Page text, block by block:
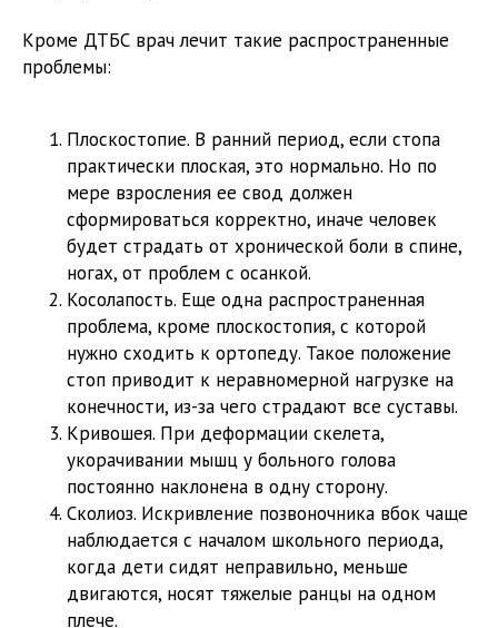
Кроме ДТБС врач лечит такие распространенные
проблемы:
Плоскостопие. В ранний период, если стопа
практически плоская, это нормально. Но по
мере взросления ее свод должен
сформироваться корректно, иначе человек
будет страдать от хронической боли в спине,
ногах, от проблем с осанкой.
Косолапость. Еще одна распространенная
проблема, кроме плоскостопия, с которой
нужно сходить к ортопеду. Такое положение
стоп приводит к неравномерной нагрузке на
конечности, из-за чего страдают все суставы.
Кривошея. При деформации скелета,
укорачивании мышц у больного голова
постоянно наклонена в одну сторону.
Сколиоз. Искривление позвоночника вбок чаще
наблюдается с началом школьного периода,
когда дети сидят неправильно, меньше
двигаются, носят тяжелые ранцы на одном
плече.